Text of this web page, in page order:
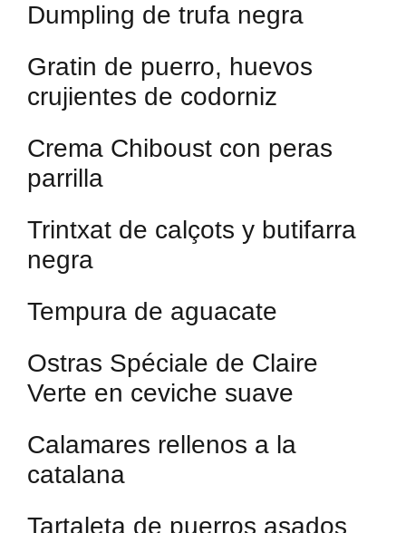
Dumpling de trufa negra
Gratin de puerro, huevos
crujientes de codorniz
Crema Chiboust con peras
parrilla
Trintxat de calçots y butifarra
negra
Tempura de aguacate
Ostras Spéciale de Claire
Verte en ceviche suave
Calamares rellenos a la
catalana
Tartaleta de puerros asados